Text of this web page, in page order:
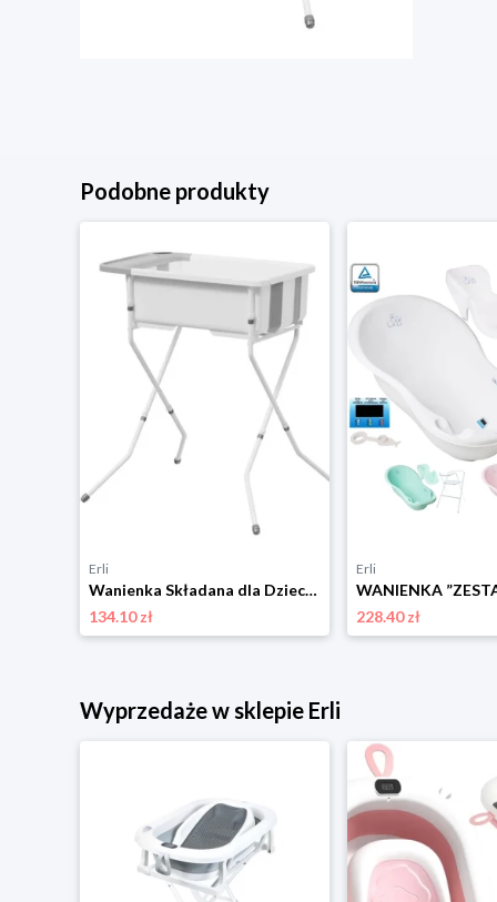
Podobne produkty
Erli
Wanienka Składana dla Dziecka ze Stojakiem z Termometrem Stelaż Biała Balu
134.10 zł
Erli
228.40 zł
Wyprzedaże w sklepie Erli